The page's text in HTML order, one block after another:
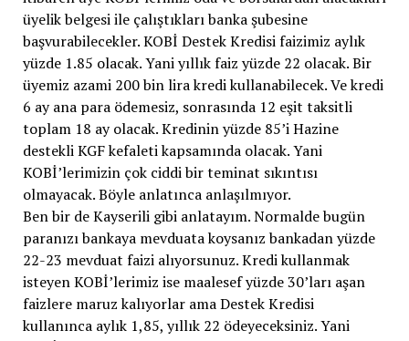
üyelik belgesi ile çalıştıkları banka şubesine
başvurabilecekler. KOBİ Destek Kredisi faizimiz aylık
yüzde 1.85 olacak. Yani yıllık faiz yüzde 22 olacak. Bir
üyemiz azami 200 bin lira kredi kullanabilecek. Ve kredi
6 ay ana para ödemesiz, sonrasında 12 eşit taksitli
toplam 18 ay olacak. Kredinin yüzde 85’i Hazine
destekli KGF kefaleti kapsamında olacak. Yani
KOBİ’lerimizin çok ciddi bir teminat sıkıntısı
olmayacak. Böyle anlatınca anlaşılmıyor.
Ben bir de Kayserili gibi anlatayım. Normalde bugün
paranızı bankaya mevduata koysanız bankadan yüzde
22-23 mevduat faizi alıyorsunuz. Kredi kullanmak
isteyen KOBİ’lerimiz ise maalesef yüzde 30’ları aşan
faizlere maruz kalıyorlar ama Destek Kredisi
kullanınca aylık 1,85, yıllık 22 ödeyeceksiniz. Yani